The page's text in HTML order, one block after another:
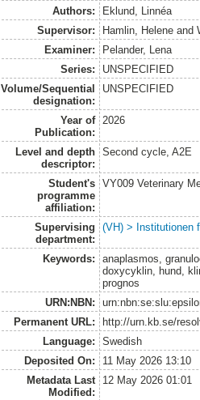
Authors:
Eklund, Linnéa
Supervisor:
Hamlin, Helene and
Examiner:
Pelander, Lena
Series:
UNSPECIFIED
Volume/Sequential
designation:
UNSPECIFIED
Year of
Publication:
2026
Level and depth
descriptor:
Second cycle, A2E
Student's
programme
affiliation:
VY009 Veterinary
Supervising
department:
(VH) > Institutionen
Keywords:
anaplasmos,
doxycyklin, hund,
prognos
URN:NBN:
Permanent URL:
http://urn.kb.se/
Language:
Swedish
Deposited On:
11 May 2026 13:10
Metadata Last
Modified:
12 May 2026 01:01